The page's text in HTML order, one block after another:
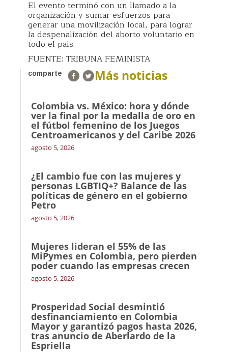
El evento terminó con un llamado a la
organización y sumar esfuerzos para
generar una movilización local, para lograr
la despenalización del aborto voluntario en
todo el país.
FUENTE: TRIBUNA FEMINISTA
comparte Más noticias
Colombia vs. México: hora y dónde
ver la final por la medalla de oro en
el fútbol femenino de los Juegos
Centroamericanos y del Caribe 2026
agosto 5, 2026
¿El cambio fue con las mujeres y
personas LGBTIQ+? Balance de las
políticas de género en el gobierno
Petro
agosto 5, 2026
Mujeres lideran el 55% de las
MiPymes en Colombia, pero pierden
poder cuando las empresas crecen
agosto 5, 2026
Prosperidad Social desmintió
desfinanciamiento en Colombia
Mayor y garantizó pagos hasta 2026,
tras anuncio de Aberlardo de la
Espriella